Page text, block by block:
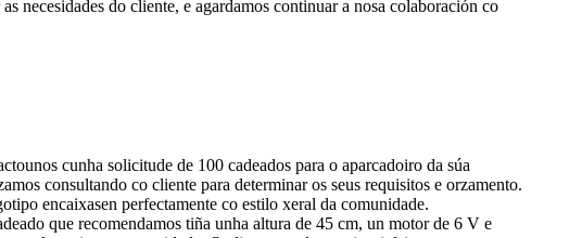
necesidades do cliente, e agardamos continuar a nosa colaboración co
cunha solicitude de 100 cadeados para o aparcadoiro da súa
consultando co cliente para determinar os seus requisitos e orzamento.
encaixasen perfectamente co estilo xeral da comunidade.
que recomendamos tiña unha altura de 45 cm, un motor de 6 V e